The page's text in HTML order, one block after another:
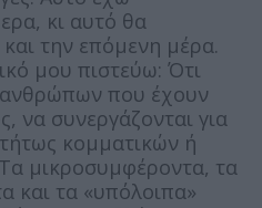
κι αυτό θα
την επόμενη μέρα.
μου πιστεύω: Ότι
που έχουν
να συνεργάζονται για
κομματικών ή
μικροσυμφέροντα, τα
και τα «υπόλοιπα»